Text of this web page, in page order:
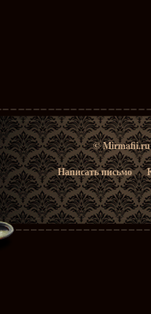
© Mirmafii.ru
Написать письмо